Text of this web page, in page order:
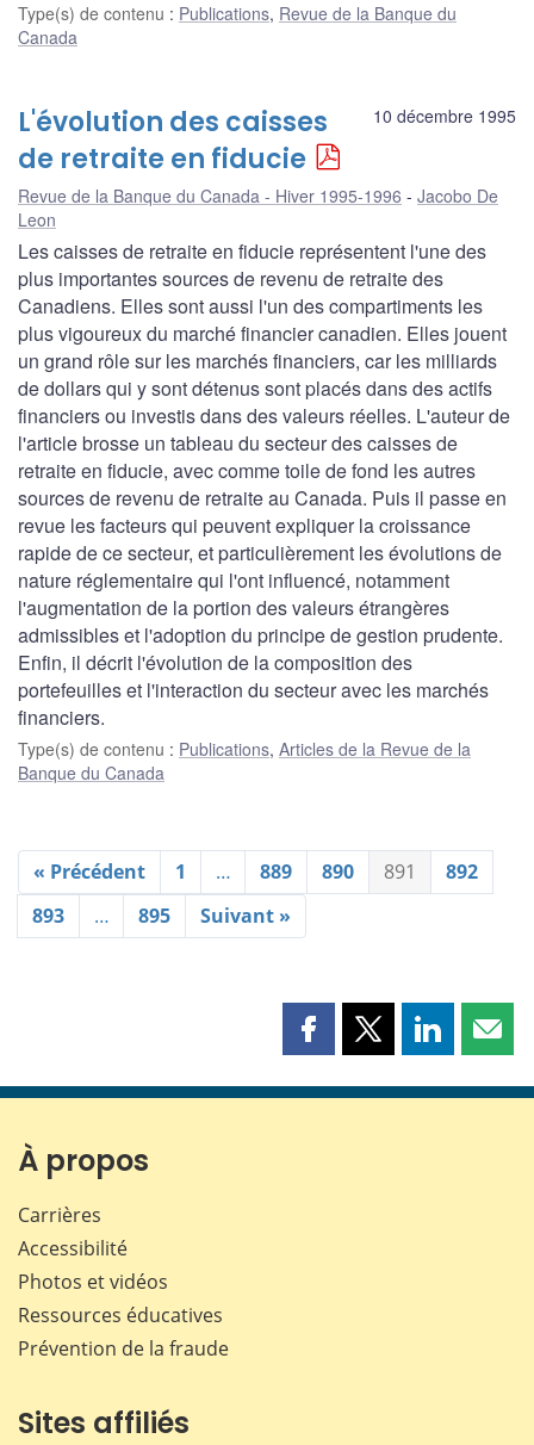
Type(s) de contenu : Publications, Revue de la Banque du
Canada
10 décembre 1995
L'évolution des caisses
de retraite en fiducie
Revue de la Banque du Canada - Hiver 1995-1996
Jacobo De
Leon
Les caisses de retraite en fiducie représentent l'une des
plus importantes sources de revenu de retraite des
Canadiens. Elles sont aussi l'un des compartiments les
plus vigoureux du marché financier canadien. Elles jouent
un grand rôle sur les marchés financiers, car les milliards
de dollars qui y sont détenus sont placés dans des actifs
financiers ou investis dans des valeurs réelles. L'auteur de
l'article brosse un tableau du secteur des caisses de
retraite en fiducie, avec comme toile de fond les autres
sources de revenu de retraite au Canada. Puis il passe en
revue les facteurs qui peuvent expliquer la croissance
rapide de ce secteur, et particulièrement les évolutions de
nature réglementaire qui l'ont influencé, notamment
l'augmentation de la portion des valeurs étrangères
admissibles et l'adoption du principe de gestion prudente.
Enfin, il décrit l'évolution de la composition des
portefeuilles et l'interaction du secteur avec les marchés
financiers.
Type(s) de contenu : Publications, Articles de la Revue de la
Banque du Canada
« Précédent 1 … 889 890 891
892
893
… 895 Suivant »
Partager
page
Partager
page
Partager
page page
À propos
Carrières
Accessibilité
Photos et vidéos
Ressources éducatives
Prévention de la fraude
Sites affiliés